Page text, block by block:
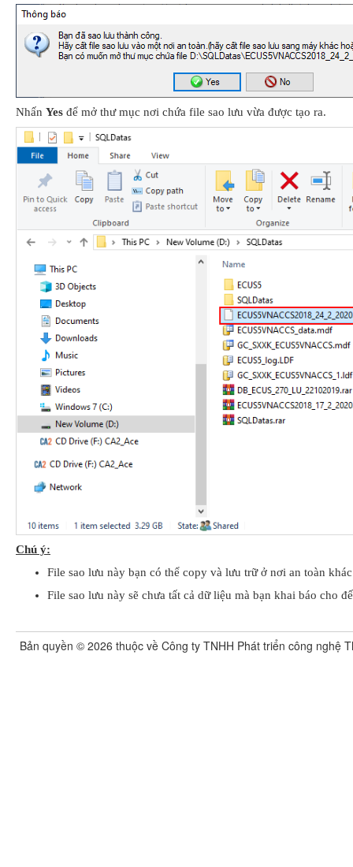
Nhấn Yes để mở thư mục nơi chứa file sao lưu vừa được tạo ra.
Chú ý:
File sao lưu này bạn có thể copy và lưu trữ ở nơi an toàn
File sao lưu này sẽ chưa tất cả dữ liệu mà bạn khai báo cho
Bản quyền © 2026 thuộc về Công ty TNHH Phát triển công nghệ